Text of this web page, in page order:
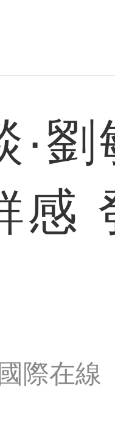
·
感
際在線